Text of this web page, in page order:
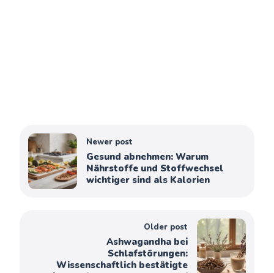
Newer post
Gesund abnehmen: Warum
Nährstoffe und Stoffwechsel
wichtiger sind als Kalorien
Older post
Ashwagandha bei
Schlafstörungen:
Wissenschaftlich bestätigte